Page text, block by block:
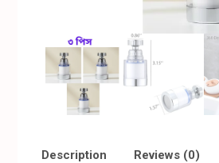
Description Reviews (0)